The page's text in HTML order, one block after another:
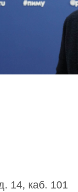
14, каб. 101